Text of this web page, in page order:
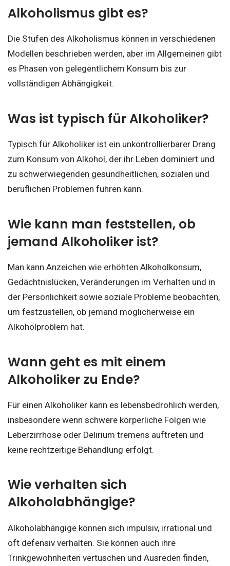
Alkoholismus gibt es?
Die Stufen des Alkoholismus können in verschiedenen
Modellen beschrieben werden, aber im Allgemeinen gibt
es Phasen von gelegentlichem Konsum bis zur
vollständigen Abhängigkeit.
Was ist typisch für Alkoholiker?
Typisch für Alkoholiker ist ein unkontrollierbarer Drang
zum Konsum von Alkohol, der ihr Leben dominiert und
zu schwerwiegenden gesundheitlichen, sozialen und
beruflichen Problemen führen kann.
Wie kann man feststellen, ob
jemand Alkoholiker ist?
Man kann Anzeichen wie erhöhten Alkoholkonsum,
Gedächtnislücken, Veränderungen im Verhalten und in
der Persönlichkeit sowie soziale Probleme beobachten,
um festzustellen, ob jemand möglicherweise ein
Alkoholproblem hat.
Wann geht es mit einem
Alkoholiker zu Ende?
Für einen Alkoholiker kann es lebensbedrohlich werden,
insbesondere wenn schwere körperliche Folgen wie
Leberzirrhose oder Delirium tremens auftreten und
keine rechtzeitige Behandlung erfolgt.
Wie verhalten sich
Alkoholabhängige?
Alkoholabhängige können sich impulsiv, irrational und
oft defensiv verhalten. Sie können auch ihre
Trinkgewohnheiten vertuschen und Ausreden finden,